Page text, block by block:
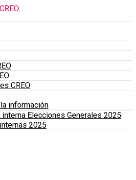
CREO
información
interna Elecciones Generales 2025
2025